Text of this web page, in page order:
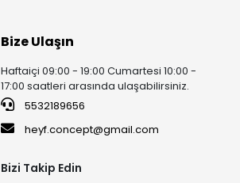
Bize Ulaşın
Haftaiçi 09:00 - 19:00 Cumartesi 10:00 -
17:00 saatleri arasında ulaşabilirsiniz.
5532189656
heyf.concept@gmail.com
Bizi Takip Edin